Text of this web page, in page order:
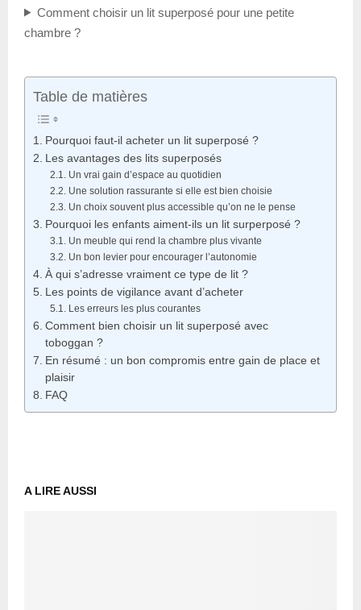
Comment choisir un lit superposé pour une petite
chambre ?
Table de matières
Pourquoi faut-il acheter un lit superposé ?
Les avantages des lits superposés
Un vrai gain d’espace au quotidien
Une solution rassurante si elle est bien choisie
Un choix souvent plus accessible qu’on ne le pense
Pourquoi les enfants aiment-ils un lit surperposé ?
Un meuble qui rend la chambre plus vivante
Un bon levier pour encourager l’autonomie
À qui s’adresse vraiment ce type de lit ?
Les points de vigilance avant d’acheter
Les erreurs les plus courantes
Comment bien choisir un lit superposé avec
toboggan ?
En résumé : un bon compromis entre gain de place et
plaisir
FAQ
A LIRE AUSSI